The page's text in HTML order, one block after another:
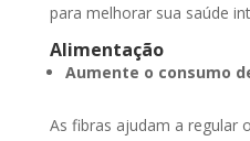
para melhorar sua saúde
Alimentação
Aumente o consumo
As fibras ajudam a regular